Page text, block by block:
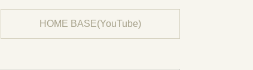
HOME BASE(YouTube)